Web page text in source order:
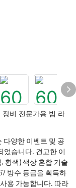
비 전문가용 빔 라
다양한 이벤트 및 공
었습니다. 견고한 이
황색) 색상 혼합 기술
방수 등급을 획득하
용 가능합니다. 따라